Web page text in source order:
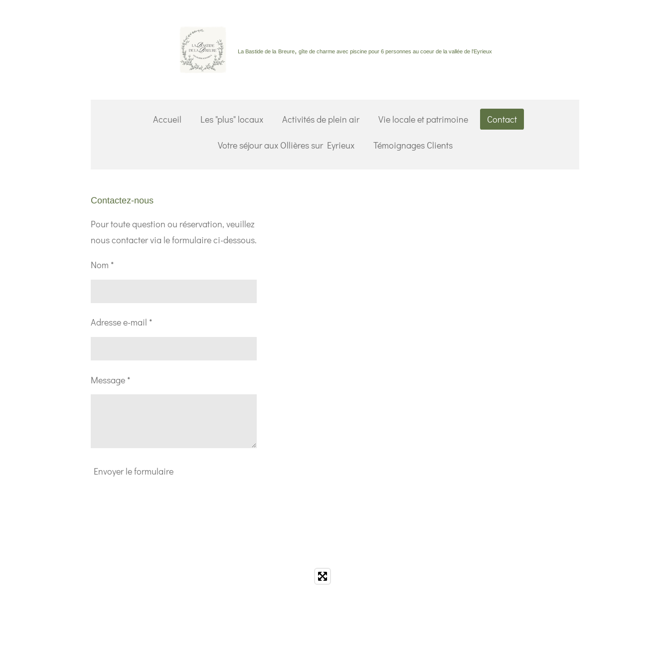
La Bastide de la Breure, gîte de charme avec piscine pour 6 personnes au coeur de la vallée de l'Eyrieux
Accueil Les "plus" locaux Activités de plein air Vie locale et patrimoine Contact
Votre séjour aux Ollières sur Eyrieux Témoignages Clients
Contactez-nous
Pour toute question ou réservation, veuillez
nous contacter via le formulaire ci-dessous.
Nom *
Adresse e-mail *
Message *
Envoyer le formulaire